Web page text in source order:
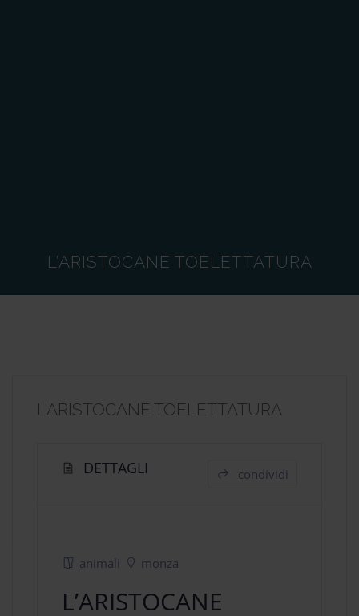
L’ARISTOCANE TOELETTATURA
L’ARISTOCANE TOELETTATURA
DETTAGLI condividi
animali monza
L’ARISTOCANE